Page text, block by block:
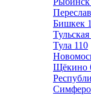
Бишкек
Тула 110
Щёкино